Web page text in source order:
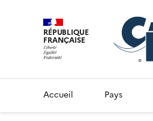
RÉPUBLIQUE
FRANÇAISE
Accueil Pays